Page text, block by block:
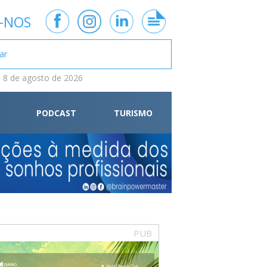
8 de agosto de 2026
PODCAST TURISMO
PUB